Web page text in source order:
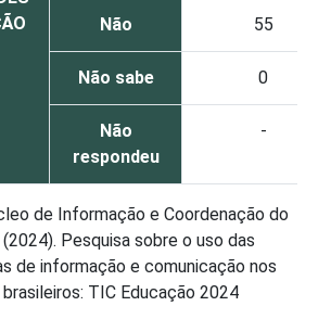
Não 55
Não sabe 0
Não
respondeu
-
de Informação e Coordenação do
Pesquisa sobre o uso das
de informação e comunicação nos
TIC Educação 2024